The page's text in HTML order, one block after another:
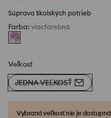
Súprava školských potrieb
Farba: viacfarebná
Veľkosť
JEDNA VEĽKOSŤ
Vybraná veľkosť nie je dostupná